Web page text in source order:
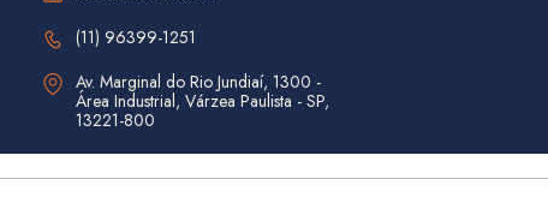
(11) 96399-1251
Av. Marginal do Rio Jundiaí, 1300 -
Área Industrial, Várzea Paulista - SP,
13221-800